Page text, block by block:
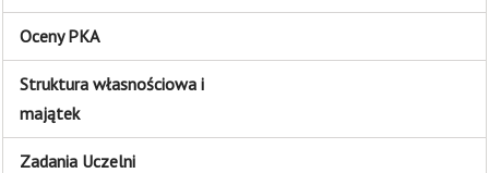
Oceny PKA
Struktura własnościowa i
majątek
Zadania Uczelni